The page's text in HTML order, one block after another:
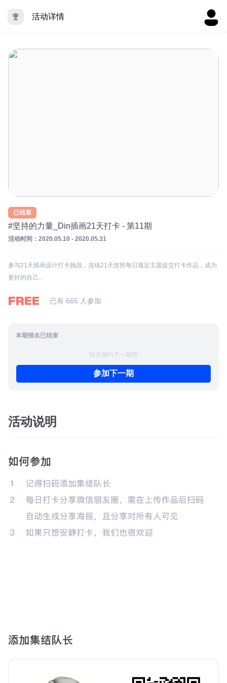
活动详情
已结束
#坚持的力量_Din插画21天打卡 - 第11期
活动时间：2020.05.10 - 2020.05.31
参与21天插画设计打卡挑战，连续21天按照每日规定主题提交打卡作品，成为
更好的自己。
FREE 已有 665 人参加
本期报名已结束
快去预约下一期吧
参加下一期
活动说明